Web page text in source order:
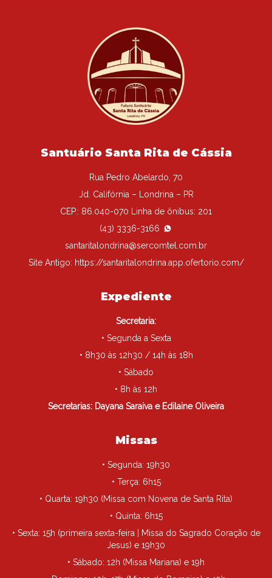
Santuário Santa Rita de Cássia
Rua Pedro Abelardo, 70
Jd. Califórnia – Londrina – PR
CEP.: 86.040-070 Linha de ônibus: 201
(43) 3336-3166
santaritalondrina@sercomtel.com.br
Site Antigo: https://santaritalondrina.app.ofertorio.com/
Expediente
Secretaria:
• Segunda a Sexta
• 8h30 às 12h30 / 14h às 18h
• Sábado
• 8h às 12h
Secretarias: Dayana Saraiva e Edilaine Oliveira
Missas
• Segunda: 19h30
• Terça: 6h15
• Quarta: 19h30 (Missa com Novena de Santa Rita)
• Quinta: 6h15
• Sexta: 15h (primeira sexta-feira | Missa do Sagrado Coração de
Jesus) e 19h30
• Sábado: 12h (Missa Mariana) e 19h